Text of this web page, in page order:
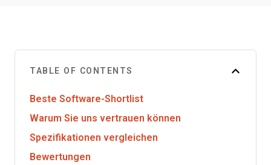
TABLE OF CONTENTS
Beste Software-Shortlist
Warum Sie uns vertrauen können
Spezifikationen vergleichen
Bewertungen